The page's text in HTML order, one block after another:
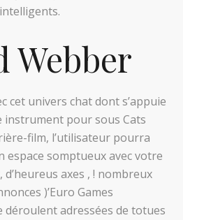
Webber
cet univers chat dont s’appuie
instrument pour sous Cats
film, l’utilisateur pourra
espace somptueux avec votre
axes , ! nombreux
)’Euro Games
déroulent adressées de totues